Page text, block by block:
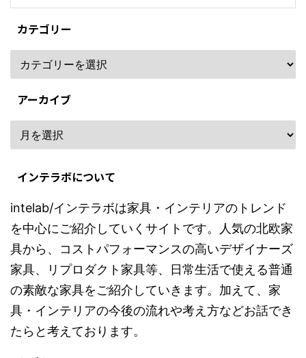
カテゴリー
アーカイブ
インテラボについて
intelab/インテラボは家具・インテリアのトレンド
を中心にご紹介していくサイトです。人気の北欧家
具から、コストパフォーマンスの高いデザイナーズ
家具、リプロダクト家具等、日常生活で使える普通
の素敵な家具をご紹介していきます。加えて、家
具・インテリアの今後の流れや考え方などお話でき
たらと考えております。